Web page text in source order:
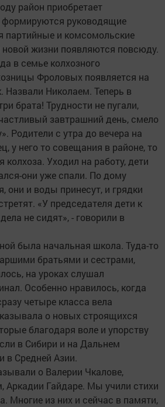
район приобретает
формируются руководящие
партийные и комсомольские
новой жизни появляются повсюду.
в семье колхозного
Фроловых появляется на
Назвали Николаем. Теперь в
брата! Трудности не пугали,
завтрашний день, смело
Родители с утра до вечера на
у него то совещания в районе, то
колхоза. Уходил на работу, дети
они уже спали. По дому
они и воды принесут, и грядки
«У председателя дети к
не сидят», - говорили в
была начальная школа. Туда-то
братьями и сестрами,
на уроках слушал
Особенно нравилось, когда
четыре класса вела
о новых строящихся
благодаря воле и упорству
в Сибири и на Дальнем
в Средней Азии.
о Валерии Чкалове,
Аркадии Гайдаре. Мы учили стихи
Многие из них и сейчас в памяти,